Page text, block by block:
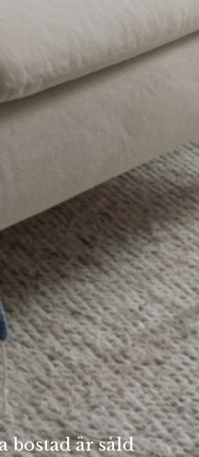
bostad är såld